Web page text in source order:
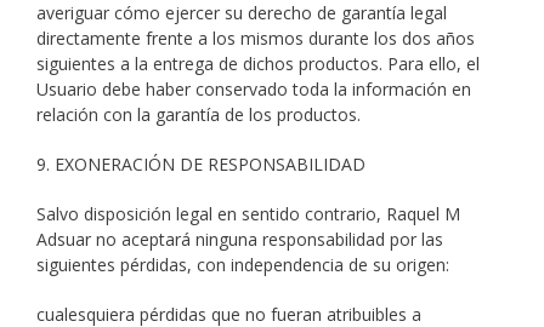
averiguar cómo ejercer su derecho de garantía legal
directamente frente a los mismos durante los dos años
siguientes a la entrega de dichos productos. Para ello, el
Usuario debe haber conservado toda la información en
relación con la garantía de los productos.
9. EXONERACIÓN DE RESPONSABILIDAD
Salvo disposición legal en sentido contrario, Raquel M
Adsuar no aceptará ninguna responsabilidad por las
siguientes pérdidas, con independencia de su origen:
cualesquiera pérdidas que no fueran atribuibles a